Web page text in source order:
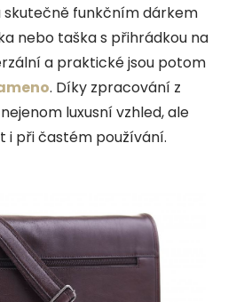
funkčním dárkem
nebo taška s přihrádkou na
a praktické jsou potom
. Díky zpracování z
luxusní vzhled, ale
i při častém používání.